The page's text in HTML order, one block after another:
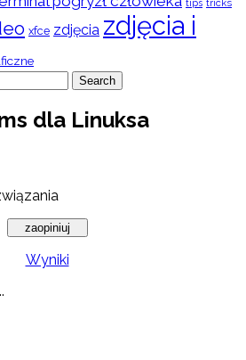
tips tricks
xfce zdjęcia zdjęcia i
Search
dla Linuksa
Wyniki